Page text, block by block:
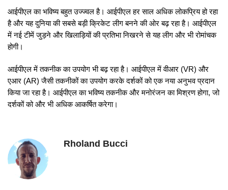
आईपीएल का भविष्य बहुत उज्ज्वल है। आईपीएल हर साल अधिक लोकप्रिय हो रहा
है और यह दुनिया की सबसे बड़ी क्रिकेट लीग बनने की ओर बढ़ रहा है। आईपीएल
में नई टीमें जुड़ने और खिलाड़ियों की प्रतिभा निखरने से यह लीग और भी रोमांचक
होगी।
आईपीएल में तकनीक का उपयोग भी बढ़ रहा है। आईपीएल में वीआर (VR) और
एआर (AR) जैसी तकनीकों का उपयोग करके दर्शकों को एक नया अनुभव प्रदान
किया जा रहा है। आईपीएल का भविष्य तकनीक और मनोरंजन का मिश्रण होगा, जो
दर्शकों को और भी अधिक आकर्षित करेगा।
Rholand Bucci